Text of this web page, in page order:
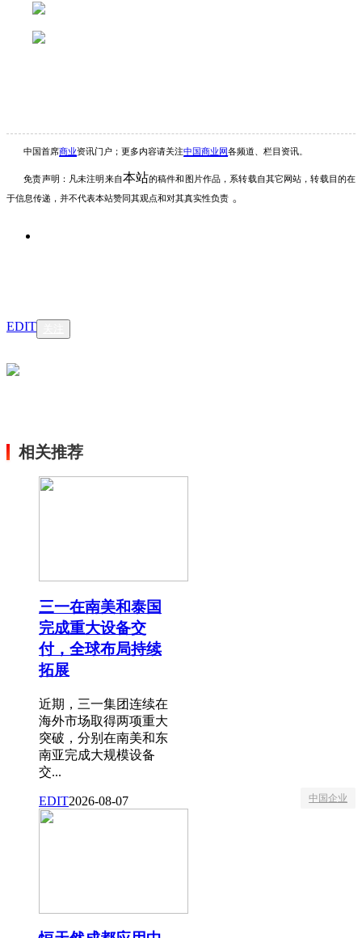
中国首席商业资讯门户；更多内容请关注中国商业网各频道、栏目资讯
免责声明：凡未注明 来自本站的稿件和图片作品，系转载自其它网站，转载目的在
于信息传递，并不代表本站赞同其观点和对其真实性负责 。
EDIT
相关推荐
三一在南美和泰国
完成重大设备交
付，全球布局持续
拓展
近期，三一集团连续在
海外市场取得两项重大
突破，分别在南美和东
南亚完成大规模设备
交...
EDIT2026-08-07 中国企业